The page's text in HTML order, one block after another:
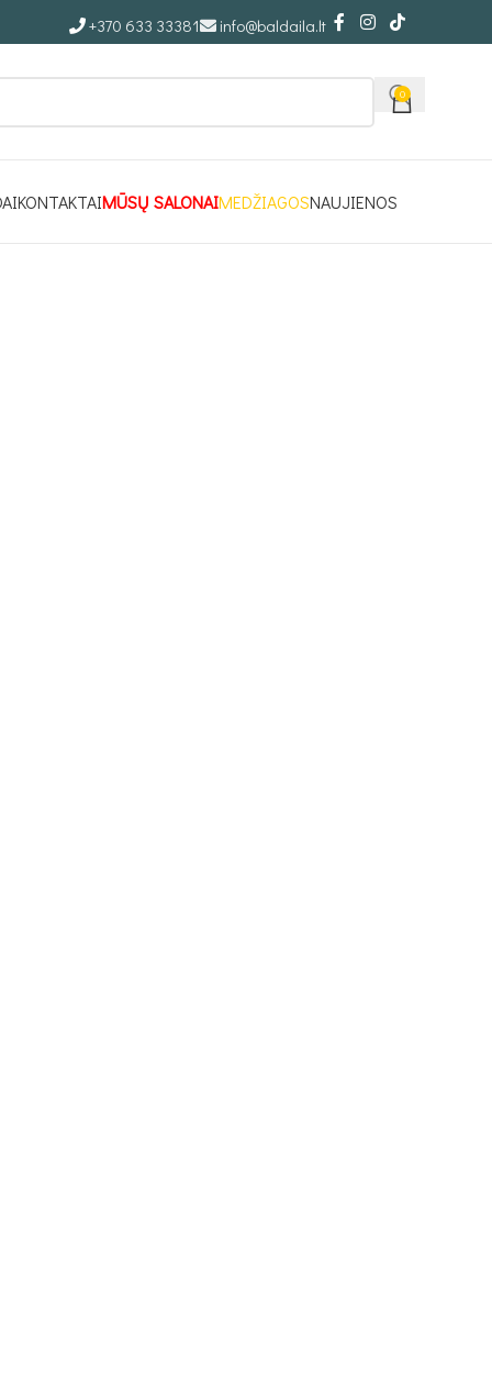
+370 633 33381 info@baldaila.lt
0
KONTAKTAIMŪSŲ SALONAIMEDŽIAGOSNAUJIENOS